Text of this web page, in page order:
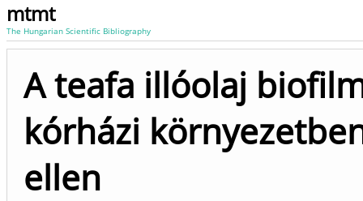
mtmt
The Hungarian Scientific Bibliography
A teafa illóolaj
kórházi
ellen